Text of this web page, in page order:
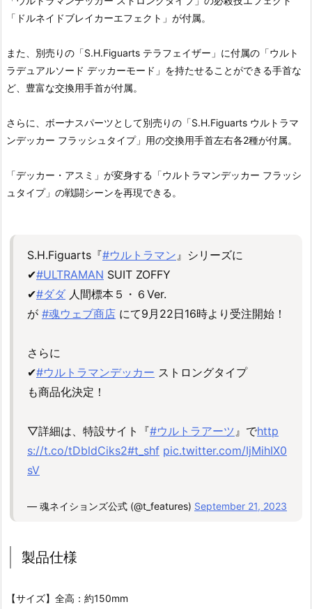
「ドルネイドブレイカーエフェクト」が付属。
また、別売りの「S.H.Figuarts テラフェイザー」に付属の「ウルト
ラデュアルソード デッカーモード」を持たせることができる手首な
ど、豊富な交換用手首が付属。
さらに、ボーナスパーツとして別売りの「S.H.Figuarts ウルトラマ
ンデッカー フラッシュタイプ」用の交換用手首左右各2種が付属。
「デッカー・アスミ」が変身する「ウルトラマンデッカー フラッシ
ュタイプ」の戦闘シーンを再現できる。
S.H.Figuarts『#ウルトラマン 』シリーズに
✔#ULTRAMAN SUIT ZOFFY
✔#ダダ 人間標本５・６Ver.
が #魂ウェブ商店 にて9月22日16時より受注開始！
さらに
✔#ウルトラマンデッカー ストロングタイプ
も商品化決定！
▽詳細は、特設サイト『#ウルトラアーツ 』でhttp
s://t.co/tDbldCiks2#t_shf pic.twitter.com/IjMihIX0
sV
— 魂ネイションズ公式 (@t_features) September 21, 2023
製品仕様
【サイズ】全高：約150mm